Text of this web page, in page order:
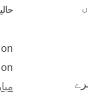
دوسرے
on
on